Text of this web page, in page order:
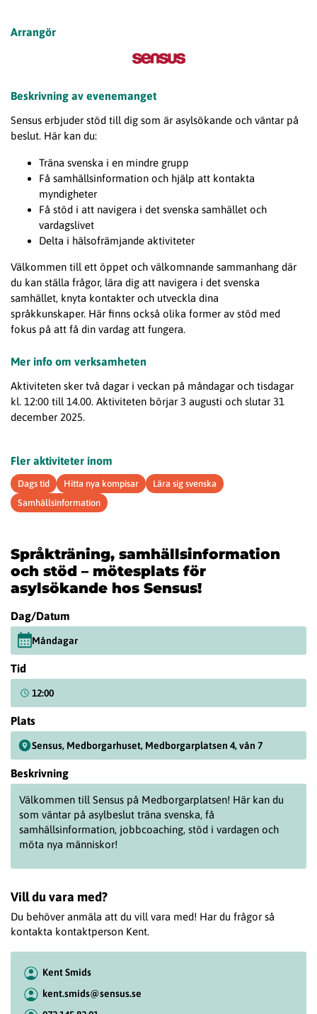
Arrangör
Beskrivning av evenemanget
Sensus erbjuder stöd till dig som är asylsökande och väntar på
beslut. Här kan du:
Träna svenska i en mindre grupp
Få samhällsinformation och hjälp att kontakta
myndigheter
Få stöd i att navigera i det svenska samhället och
vardagslivet
Delta i hälsofrämjande aktiviteter
Välkommen till ett öppet och välkomnande sammanhang där
du kan ställa frågor, lära dig att navigera i det svenska
samhället, knyta kontakter och utveckla dina
språkkunskaper. Här finns också olika former av stöd med
fokus på att få din vardag att fungera.
Mer info om verksamheten
Aktiviteten sker två dagar i veckan på måndagar och tisdagar
kl. 12:00 till 14.00. Aktiviteten börjar 3 augusti och slutar 31
december 2025.
Fler aktiviteter inom
Dags tid Hitta nya kompisar
Lära sig svenska
Samhällsinformation
Språkträning, samhällsinformation
och stöd – mötesplats för
asylsökande hos Sensus!
Dag/Datum
Måndagar
Tid
12:00
Plats
Sensus, Medborgarhuset, Medborgarplatsen 4, vån 7
Beskrivning
Välkommen till Sensus på Medborgarplatsen! Här kan du
som väntar på asylbeslut träna svenska, få
samhällsinformation, jobbcoaching, stöd i vardagen och
möta nya människor!
Vill du vara med?
Du behöver anmäla att du vill vara med! Har du frågor så
kontakta kontaktperson Kent.
Kent Smids
kent.smids@sensus.se